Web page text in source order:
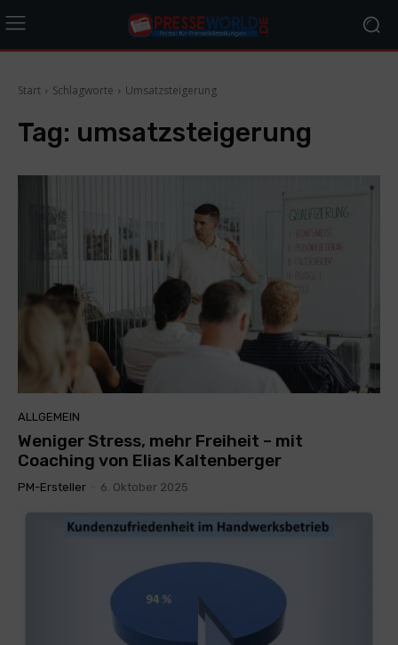
Start Schlagworte Umsatzsteigerung
Tag: umsatzsteigerung
ALLGEMEIN
Weniger Stress, mehr Freiheit – mit
Coaching von Elias Kaltenberger
PM-Ersteller 6. Oktober 2025